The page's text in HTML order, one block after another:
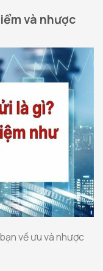
và nhược
về ưu và nhược